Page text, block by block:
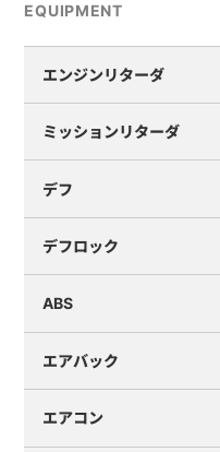
EQUIPMENT
エンジンリターダ
ミッションリターダ
デフ
デフロック
ABS
エアバック
エアコン